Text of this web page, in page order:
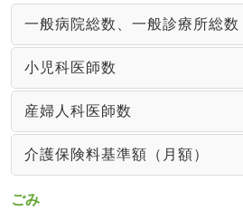
一般病院総数、一般診療所総数
小児科医師数
産婦人科医師数
介護保険料基準額（月額）
ごみ